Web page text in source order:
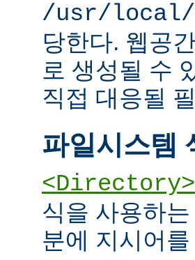
/usr/local/
당한다. 웹공
로 생성될 수
직접 대응될
파일시스템
<Directory>
식을 사용하
분에 지시어